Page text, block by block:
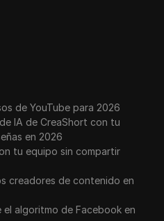
de YouTube para 2026
IA de CreaShort con tu
en 2026
tu equipo sin compartir
creadores de contenido en
algoritmo de Facebook en